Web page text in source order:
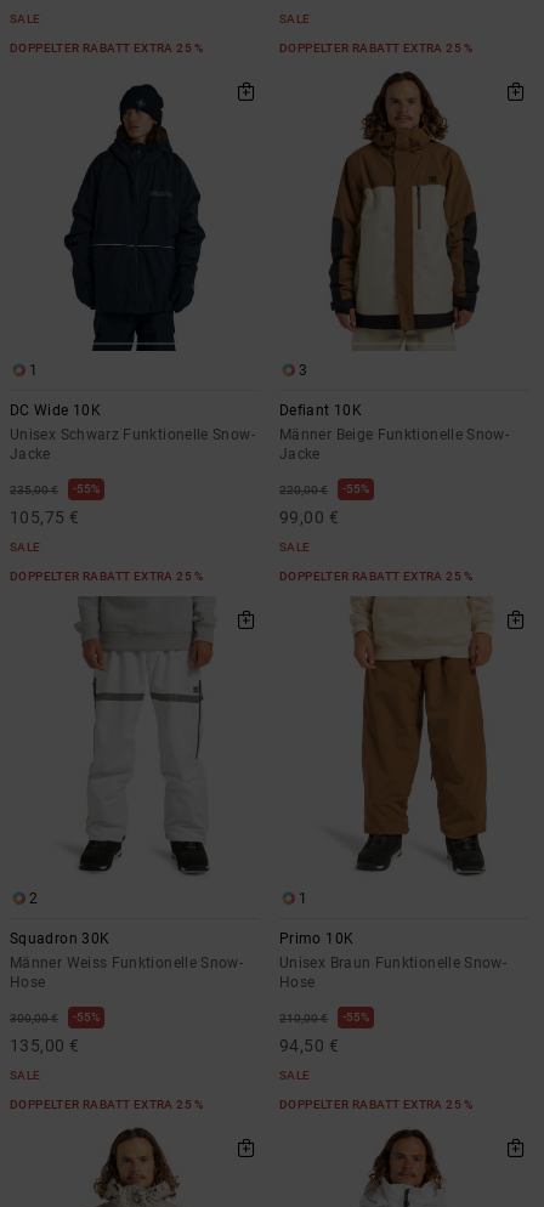
SALE
DOPPELTER RABATT EXTRA 25 %
SALE
DOPPELTER RABATT EXTRA 25 %
1
DC Wide 10K
Unisex Schwarz Funktionelle Snow-
Jacke
235,00 € 55%
105,75 €
SALE
DOPPELTER RABATT EXTRA 25 %
3
Defiant 10K
Männer Beige Funktionelle Snow-
Jacke
220,00 € 55%
99,00 €
SALE
DOPPELTER RABATT EXTRA 25 %
2
Squadron 30K
Männer Weiss Funktionelle Snow-
Hose
300,00 € 55%
135,00 €
SALE
DOPPELTER RABATT EXTRA 25 %
1
Primo 10K
Unisex Braun Funktionelle Snow-
Hose
210,00 € 55%
94,50 €
SALE
DOPPELTER RABATT EXTRA 25 %